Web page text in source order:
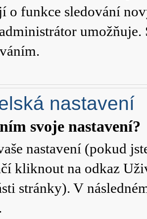
o funkce sledování
umožňuje.
nastavení
svoje nastavení?
nastavení (pokud
kliknout na odkaz
stránky). V